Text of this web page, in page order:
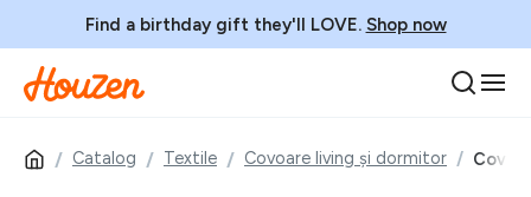
Find a birthday gift they'll LOVE. Shop now
Catalog Textile Covoare living și dormitor